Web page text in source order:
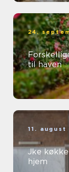
24.
til haven
11. august
Jke
hjem